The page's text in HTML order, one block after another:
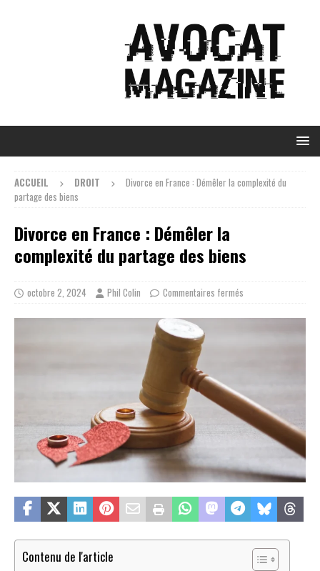
ACCUEIL DROIT
Divorce en France : Démêler la complexité du
partage des biens
Divorce en France : Démêler la
complexité du partage des biens
octobre 2, 2024 Phil Colin Commentaires fermés
Contenu de l'article